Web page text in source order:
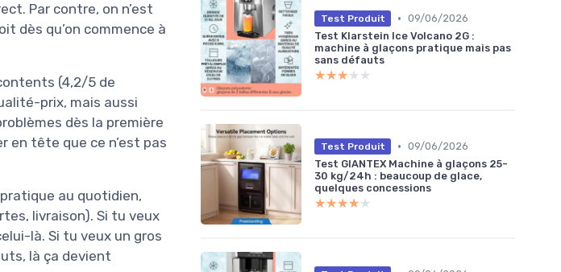
Par contre, on n’est
dès qu’on commence à
(4,2/5 de
prix, mais aussi
dès la première
en tête que ce n’est pas
au quotidien,
livraison). Si tu veux
là. Si tu veux un gros
là ça devient
Test Produit • 09/06/2026
Test Klarstein Ice Volcano 2G :
machine à glaçons pratique mais pas
sans défauts
★★★★★
★★★★★
Test Produit • 09/06/2026
Test GIANTEX Machine à glaçons 25-
30 kg/24h : beaucoup de glace,
quelques concessions
★★★★★
★★★★★